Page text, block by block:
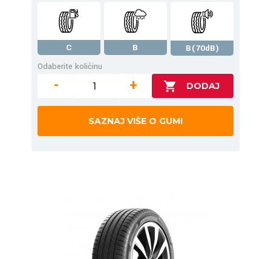
C B
B(70dB)
Odaberite količinu
- +
SAZNAJ VIŠE O GUMI